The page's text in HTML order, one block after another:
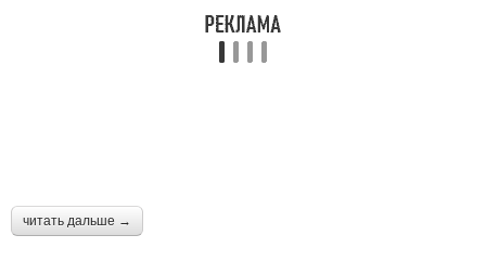
читать дальше →